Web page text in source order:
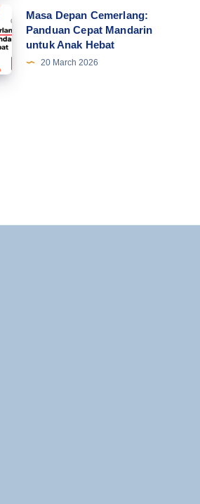
Masa Depan Cemerlang:
Panduan Cepat Mandarin
untuk Anak Hebat
20 March 2026